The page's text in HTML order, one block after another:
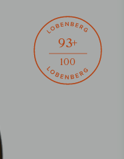
93+
100